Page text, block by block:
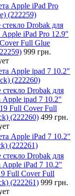
Apple iPad Pro
(222259)
Drobak для
iPad Pro 12.9"
Full Glue
999 грн.
Apple ipad 7 10.2"
(222260)
Drobak для
Apple ipad 7 10.2"
Full Cover Full
(222260) 499 грн.
Apple iPad 7 10.2"
(222261)
Drobak для
Apple iPad 7 10.2"
Full Cover Full
(222261) 999 грн.